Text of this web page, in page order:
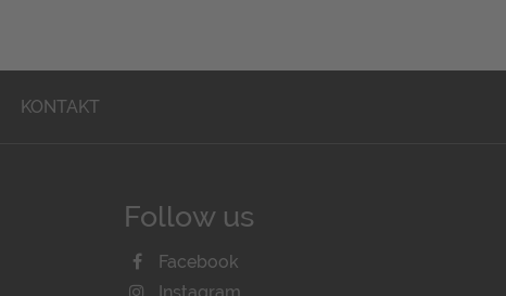
KONTAKT
Follow us
Facebook